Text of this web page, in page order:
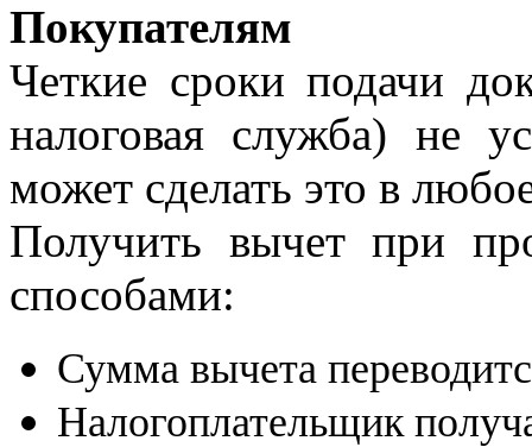
Покупателям
Четкие сроки подачи
налоговая служба) не
может сделать это в
Получить вычет при
способами:
Сумма вычета
Налогоплательщик